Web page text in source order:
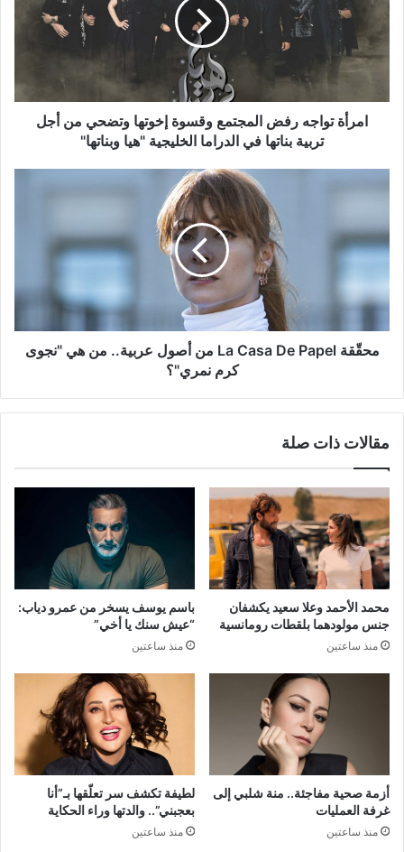
المجتمع
إخوتها
وتضحي
أجل
تربية
وبناتها"
امرأة تواجه رفض المجتمع وقسوة إخوتها وتضحي من أجل
تربية بناتها في الدراما الخليجية "هيا وبناتها"
De
Papel
عربية..
من
هي
محقّقة La Casa De Papel من أصول عربية.. من هي "نجوى
كرم نمري"؟
مقالات ذات صلة
محمد الأحمد وعلا سعيد يكشفان
جنس مولودهما بلقطات رومانسية
منذ ساعتين
باسم يوسف يسخر من عمرو دياب:
“عيش سنك يا أخي”
منذ ساعتين
أزمة صحية مفاجئة.. منة شلبي إلى
غرفة العمليات
منذ ساعتين
لطيفة تكشف سر تعلّقها بـ”أنا
بعجبني”.. والدتها وراء الحكاية
منذ ساعتين